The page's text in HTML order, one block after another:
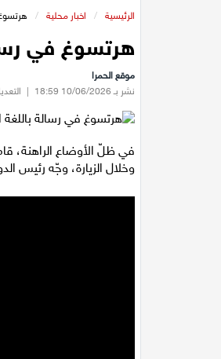
الرئيسية / اخبار محلية /
هرتسوغ في
موقع الحمرا
نشر بـ 10/06/2026 18:59
| التعديل
وخلال الزيارة، وجّه رئيس